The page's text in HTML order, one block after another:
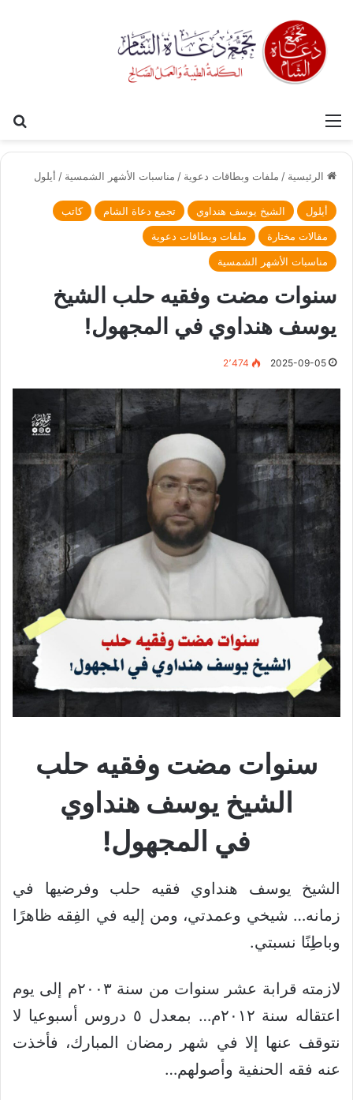
القائمة
الرئيسية / ملفات وبطاقات دعوية / مناسبات الأشهر الشمسية / أيلول
أيلول الشيخ يوسف هنداوي تجمع دعاة الشام
كاتب
مقالات مختارة
ملفات وبطاقات دعوية
مناسبات الأشهر الشمسية
سنوات مضت وفقيه حلب الشيخ
يوسف هنداوي في المجهول!
2025-09-05 2٬474
سنوات مضت وفقيه حلب
الشيخ يوسف هنداوي
في المجهول!
الشيخ يوسف هنداوي فقيه حلب وفرضيها في
زمانه… شيخي وعمدتي، ومن إليه في الفِقه ظاهرًا
وباطِنًا نسبتي.
لازمته قرابة عشر سنوات من سنة ٢٠٠٣م إلى يوم
اعتقاله سنة ٢٠١٢م… بمعدل ٥ دروس أسبوعيا لا
نتوقف عنها إلا في شهر رمضان المبارك، فأخذت
عنه فقه الحنفية وأصولهم…